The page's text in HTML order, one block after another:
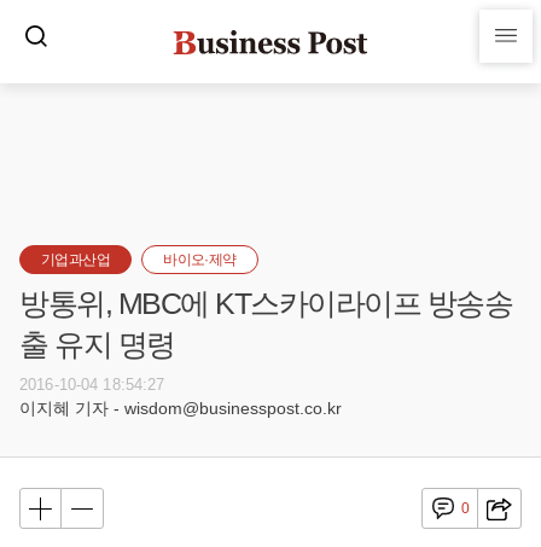
기업과산업 바이오·제약
방통위, MBC에 KT스카이라이프 방송송
출 유지 명령
2016-10-04 18:54:27
이지혜 기자 - wisdom@businesspost.co.kr
0